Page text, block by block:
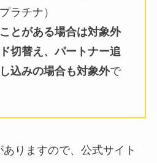
ラチナ）
とがある場合は対象外
切替え、パートナー追
込みの場合も対象外で
りますので、公式サイト